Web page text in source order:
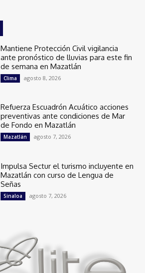
Mantiene Protección Civil vigilancia
ante pronóstico de lluvias para este fin
de semana en Mazatlán
Clima agosto 8, 2026
Refuerza Escuadrón Acuático acciones
preventivas ante condiciones de Mar
de Fondo en Mazatlán
Mazatlán agosto 7, 2026
Impulsa Sectur el turismo incluyente en
Mazatlán con curso de Lengua de
Señas
Sinaloa agosto 7, 2026